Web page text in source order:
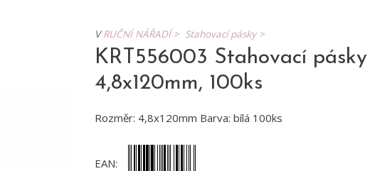
VRUČNÍ NÁŘADÍ > Stahovací pásky >
KRT556003 Stahovací
4,8x120mm, 100ks
Rozměr: 4,8x120mm Barva: bílá 100ks
EAN: